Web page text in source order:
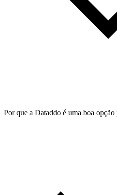
Por que a Dataddo é uma boa opção